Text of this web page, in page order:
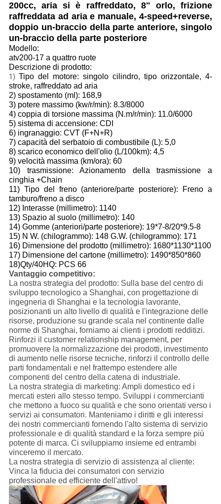
200cc, aria si è raffreddato, 8" orlo, frizione
raffreddata ad aria e manuale, 4-speed+reverse,
doppio un-braccio della parte anteriore, singolo
un-braccio della parte posteriore
Modello:
atv200-17 a quattro ruote
Descrizione di prodotto:
1) Tipo del motore: singolo cilindro, tipo orizzontale, 4-
stroke, raffreddato ad aria
2) spostamento (ml): 168,9
3) potere massimo (kw/r/min): 8.3/8000
4) coppia di torsione massima (N.m/r/min): 11.0/6000
5) sistema di accensione: CDI
6) ingranaggio: CVT (F+N+R)
7) capacità del serbatoio di combustibile (L): 5,0
8) scarico economico dell'olio (L/100km): 4,5
9) velocità massima (km/ora): 60
10) trasmissione: Azionamento della trasmissione a
cinghia +Chain
11) Tipo del freno (anteriore/parte posteriore): Freno a
tamburo/freno a disco
12) Interasse (millimetro): 1140
13) Spazio al suolo (millimetro): 140
14) Gomme (anteriori/parte posteriore): 19*7-8/20*9.5-8
15) N W. (chilogrammo): 148 G.W. (chilogrammo): 171
16) Dimensione del prodotto (millimetro): 1680*1130*1100
17) Dimensione del cartone (millimetro): 1490*850*860
18)Qty/40HQ: PCS 66
Vantaggio competitivo:
La nostra strategia del prodotto: Sulla base del centro di
sviluppo tecnologico a Shanghai, con progettazione di
ingegneria di Shanghai e la tecnologia lavorante,
posizionanti un alto livello di qualità e l'integrazione delle
risorse, produzione su grande scala nel continente dalle
norme di Shanghai, forniamo ai clienti i prodotti redditizi.
Rinforzi il customer relationship management, per
promuovere la normalizzazione dei prodotti, investimento
di aumento nelle risorse tecniche, rinforzi il controllo delle
parti fondamentali e nel frattempo estendere alle
componenti del centro della catena di industriale.
La nostra strategia di marketing: Ampli domestico ed i
mercati esteri allo stesso tempo. Sviluppi i commercianti
che mettono a fuoco su qualità e che sono orientati verso i
servizi ai consumatori. Manteniamo i diritti e gli interessi
dei nostri commercianti fornendo l'alto sistema di servizio
professionale e di qualità standard e la forza sempre più
potente di marca. Ci sviluppiamo insieme ed entrambi
vinceremo il mercato.
La nostra strategia di servizio di assistenza al cliente:
Vinca la fiducia dei consumatori con servizio
professionale ed efficiente dell'attivo!